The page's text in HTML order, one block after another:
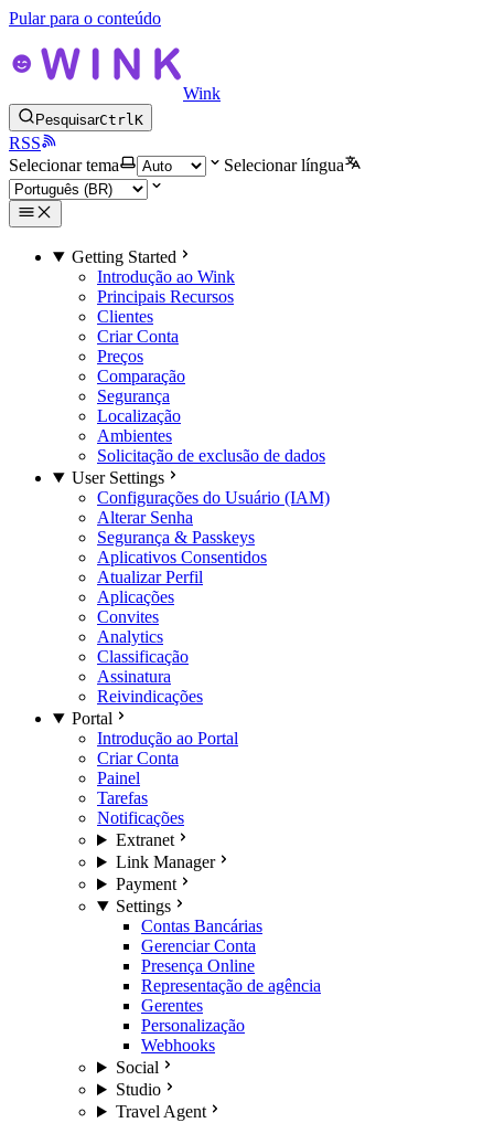
Pular para o conteúdo
Wink
PesquisarCtrlK
RSS
Selecionar tema
Selecionar língua
Getting Started
Introdução ao Wink
Principais Recursos
Clientes
Criar Conta
Preços
Comparação
Segurança
Localização
Ambientes
Solicitação de exclusão de dados
User Settings
Configurações do Usuário (IAM)
Alterar Senha
Segurança & Passkeys
Aplicativos Consentidos
Atualizar Perfil
Aplicações
Convites
Analytics
Classificação
Assinatura
Reivindicações
Portal
Introdução ao Portal
Criar Conta
Painel
Tarefas
Notificações
Extranet
Link Manager
Payment
Settings
Contas Bancárias
Gerenciar Conta
Presença Online
Representação de agência
Gerentes
Personalização
Webhooks
Social
Studio
Travel Agent